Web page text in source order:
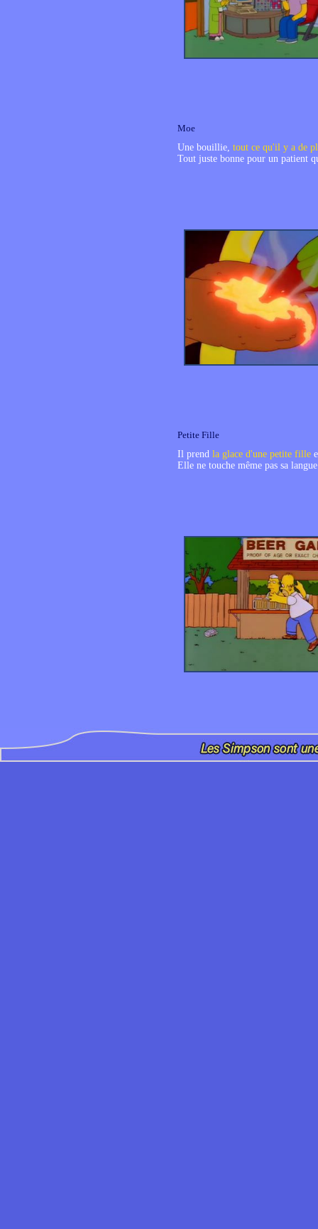
Moe
Une bouillie, tout ce qu'il y a de
Tout juste bonne pour un patient
Petite Fille
Il prend la glace d'une petite fille
Elle ne touche même pas sa